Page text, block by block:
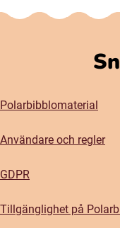
Polarbibblomaterial
Användare och regler
GDPR
Tillgänglighet på